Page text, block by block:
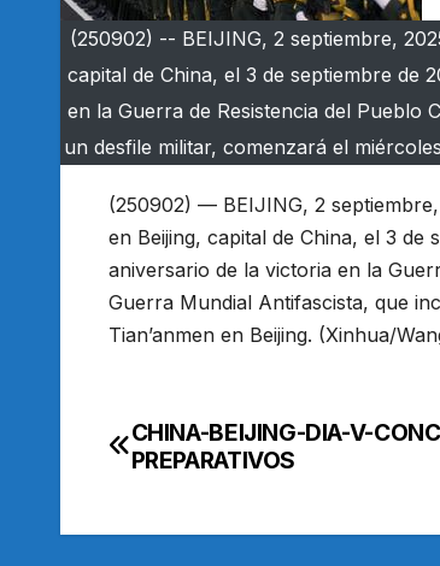
(250902) -- BEIJING, 2 septiembre,
capital de China, el 3 de septiembre de
en la Guerra de Resistencia del Pueblo
un desfile militar, comenzará el
(250902) — BEIJING, 2
en Beijing, capital de China, el 3
aniversario de la victoria en la
Guerra Mundial Antifascista, que
Tian’anmen en Beijing. (Xinhua/
Navegación
entradas
CHINA-BEIJING-DIA-V-
PREPARATIVOS